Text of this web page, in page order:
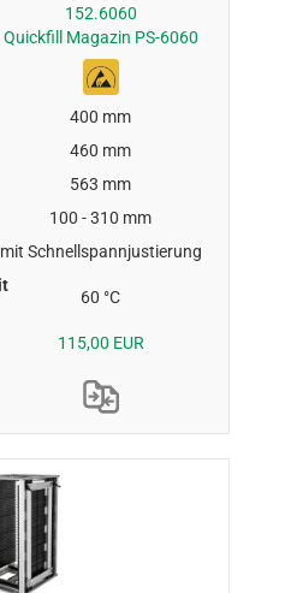
152.6060
Quickfill Magazin PS-6060
400 mm
460 mm
563 mm
100 - 310 mm
mit Schnellspannjustierung
60 °C
115,00 EUR